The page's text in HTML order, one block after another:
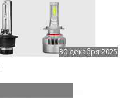
30 декабря 2025